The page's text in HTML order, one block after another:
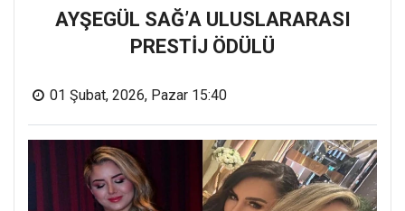
AYŞEGÜL SAĞ’A ULUSLARARASI
PRESTİJ ÖDÜLÜ
01 Şubat, 2026, Pazar 15:40